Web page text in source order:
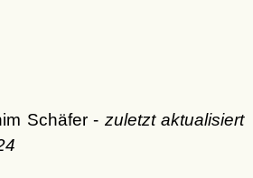
Schäfer - zuletzt aktualisiert